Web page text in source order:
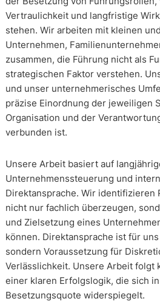
Vertraulichkeit und langfristige
stehen. Wir arbeiten mit kleinen
Unternehmen,
zusammen, die Führung nicht als
strategischen Faktor verstehen.
und unser unternehmerisches
präzise Einordnung der jeweiligen
Organisation und der
verbunden ist.
Unsere Arbeit basiert auf
Unternehmenssteuerung und
Direktansprache. Wir identifizieren
nicht nur fachlich überzeugen,
und Zielsetzung eines
können. Direktansprache ist für
sondern Voraussetzung für
Verlässlichkeit. Unsere Arbeit folgt
einer klaren Erfolgslogik, die sich
Besetzungsquote widerspiegelt.